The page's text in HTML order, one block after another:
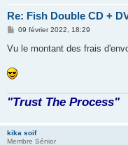
Re: Fish Double CD +
M
s
s
g
e
09 février 2022, 18:29
Vu le montant des frais
"Trust The Process"
kika soif
Membre Sénior